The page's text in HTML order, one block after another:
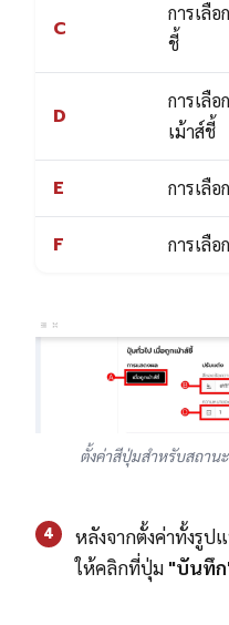
C
การเลื
ชี้
D
การเลื
เม้าส์ชี้
E การเลื
F การเลื
ตั้งค่าสีปุ่มสำหรับสถานะ
4
หลังจากตั้งค่าทั้งรูป
ให้คลิกที่ปุ่ม "บันทึ